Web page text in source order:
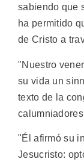
sabiendo que
ha permitido
de Cristo a
"Nuestro
su vida un
texto de la
"Él afirmó su
Jesucristo: